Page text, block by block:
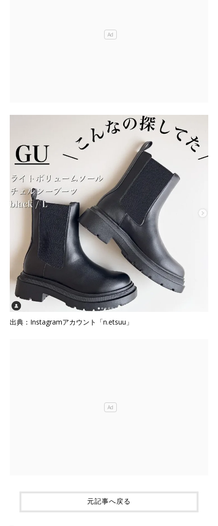
出典：Instagramアカウント「n.etsuu」
元記事へ戻る